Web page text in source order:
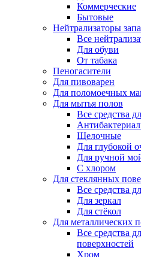
Коммерческие
Бытовые
Нейтрализаторы
Все
Для обуви
От табака
Пеногасители
Для пивоварен
Для поломоечных
Для мытья полов
Все средства
Щелочные
Для глубокой
Для ручной
С хлором
Для стеклянных
Все средства
Для зеркал
Для стёкол
Для металлических
Все средства
поверхностей
Хром